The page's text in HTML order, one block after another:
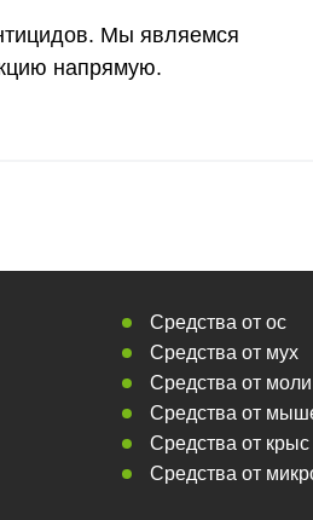
Мы являемся
напрямую.
Средства от
Средства от крыс
Средства от
Средства от моли
Средства от мух
Средства от ос